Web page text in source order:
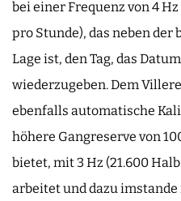
bei einer Frequenz von 4
pro Stunde), das neben
Lage ist, den Tag, das
wiederzugeben. Dem
ebenfalls automatische
höhere Gangreserve von
bietet, mit 3 Hz (21.600
arbeitet und dazu